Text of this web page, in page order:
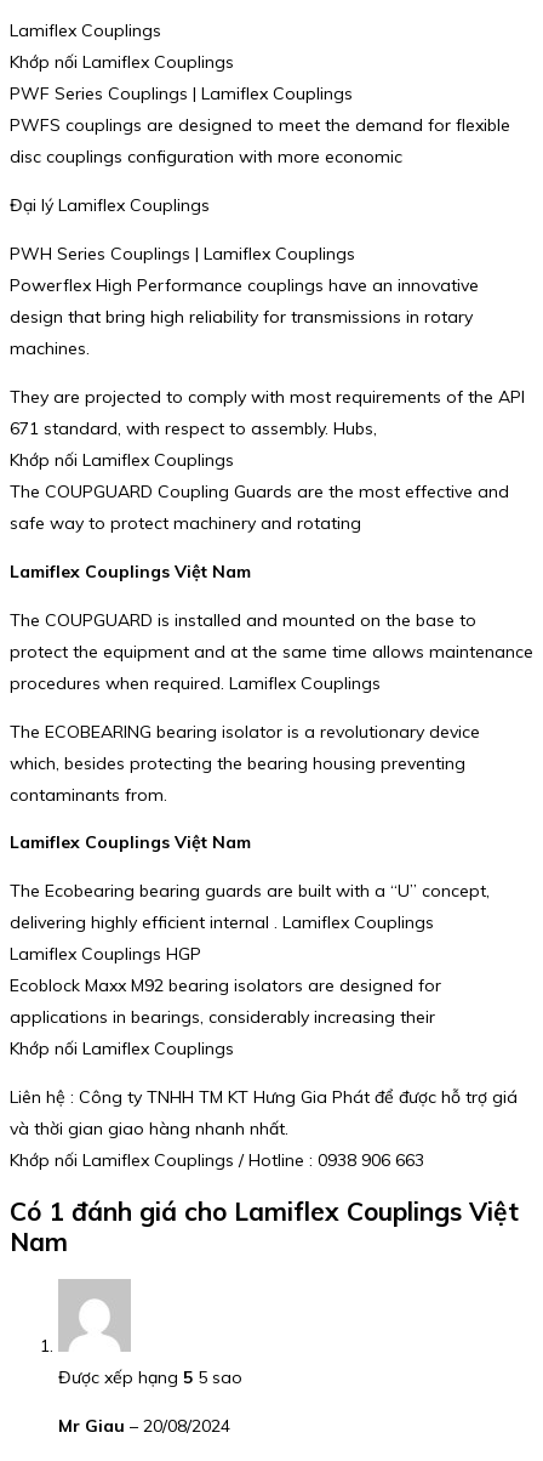
Lamiflex Couplings
Khớp nối Lamiflex Couplings
PWF Series Couplings | Lamiflex Couplings
PWFS couplings are designed to meet the demand for flexible
disc couplings configuration with more economic
Đại lý Lamiflex Couplings
PWH Series Couplings | Lamiflex Couplings
Powerflex High Performance couplings have an innovative
design that bring high reliability for transmissions in rotary
machines.
They are projected to comply with most requirements of the API
671 standard, with respect to assembly. Hubs,
Khớp nối Lamiflex Couplings
The COUPGUARD Coupling Guards are the most effective and
safe way to protect machinery and rotating
Lamiflex Couplings Việt Nam
The COUPGUARD is installed and mounted on the base to
protect the equipment and at the same time allows maintenance
procedures when required. Lamiflex Couplings
The ECOBEARING bearing isolator is a revolutionary device
which, besides protecting the bearing housing preventing
contaminants from.
Lamiflex Couplings Việt Nam
The Ecobearing bearing guards are built with a “U” concept,
delivering highly efficient internal . Lamiflex Couplings
Lamiflex Couplings HGP
Ecoblock Maxx M92 bearing isolators are designed for
applications in bearings, considerably increasing their
Khớp nối Lamiflex Couplings
Liên hệ : Công ty TNHH TM KT Hưng Gia Phát để được hỗ trợ giá
và thời gian giao hàng nhanh nhất.
Khớp nối Lamiflex Couplings / Hotline : 0938 906 663
Có 1 đánh giá cho Lamiflex Couplings Việt
Nam
Được xếp hạng 5 5 sao
Mr Giau – 20/08/2024